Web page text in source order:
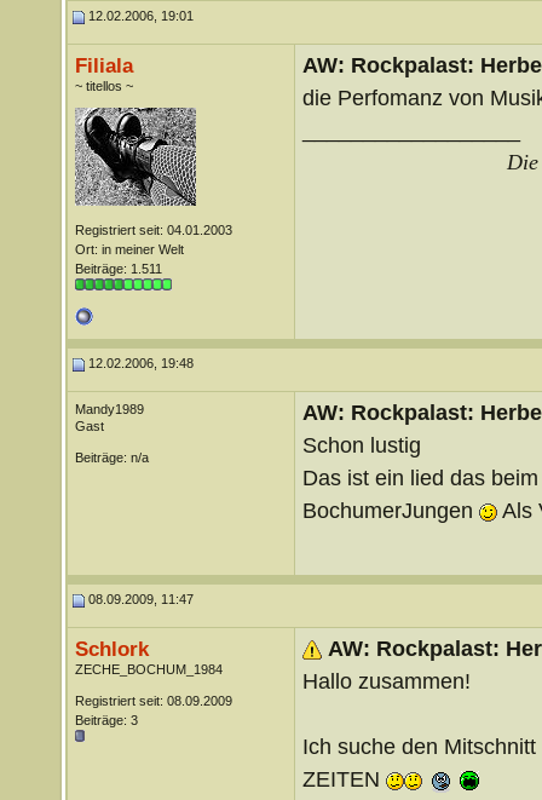
12.02.2006, 19:01
Filiala
~ titellos ~
Registriert seit: 04.01.2003
Ort: in meiner Welt
Beiträge: 1.511
AW: Rockpalast:
die Perfomanz von
Die
12.02.2006, 19:48
Mandy1989
Gast
Beiträge: n/a
AW: Rockpalast:
Schon lustig
Das ist ein lied das
BochumerJungen
Als
08.09.2009, 11:47
Schlork
ZECHE_BOCHUM_1984
Registriert seit: 08.09.2009
Beiträge: 3
AW: Rockpalast:
Hallo zusammen!
Ich suche den
ZEITEN